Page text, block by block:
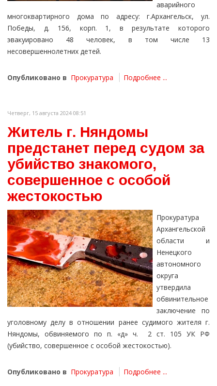
аварийного
многоквартирного дома по адресу: г.Архангельск, ул.
Победы, д. 156, корп. 1, в результате которого
эвакуировано 48 человек, в том числе 13
несовершеннолетних детей.
Опубликовано в Прокуратура Подробнее ...
Четверг, 15 августа 2024 08:51
Житель г. Няндомы
предстанет перед судом за
убийство знакомого,
совершенное с особой
жестокостью
Прокуратура
Архангельской
области и
Ненецкого
автономного
округа
утвердила
обвинительное
заключение по
уголовному делу в отношении ранее судимого жителя г.
Няндомы, обвиняемого по п. «д» ч. 2 ст. 105 УК РФ
(убийство, совершенное с особой жестокостью).
Опубликовано в Прокуратура Подробнее ...